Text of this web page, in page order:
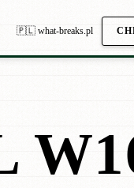
🇵🇱 what-breaks.pl